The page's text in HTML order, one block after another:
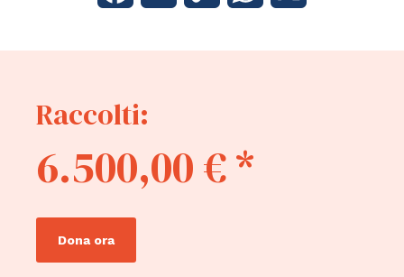
Raccolti:
6.500,00 € *
Dona ora